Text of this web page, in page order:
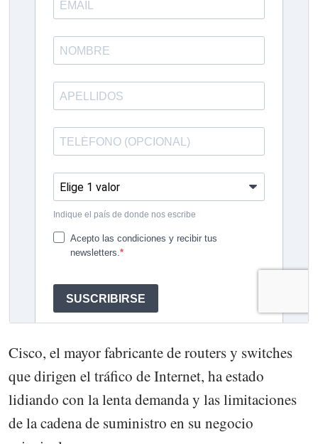
Cisco, el mayor fabricante de routers y switches
que dirigen el tráfico de Internet, ha estado
lidiando con la lenta demanda y las limitaciones
de la cadena de suministro en su negocio